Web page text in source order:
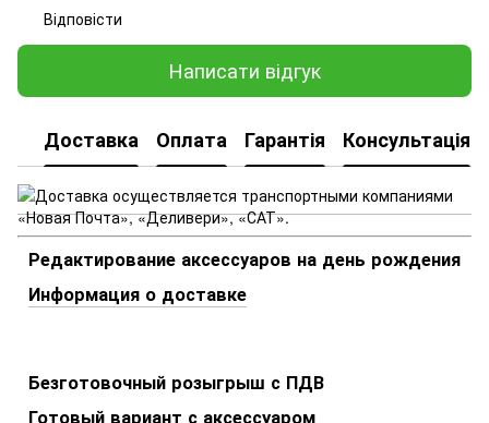
Відповісти
Написати відгук
Доставка Оплата Гарантія Консультація
Редактирование аксессуаров на день рождения
Информация о доставке
Безготовочный розыгрыш с ПДВ
Готовый вариант с аксессуаром